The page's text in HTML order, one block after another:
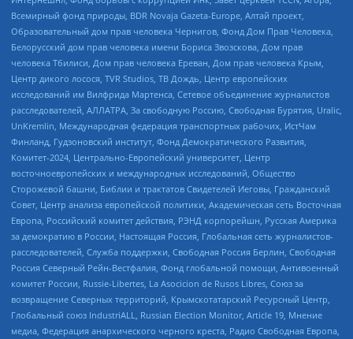
Всемирный фонд природы, BDR Novaja Gazeta-Europe, Алтай проект,
Образовательный дом прав человека Чернигов, Фонд Дом Прав Человека,
Белорусский дом прав человека имени Бориса Звозскова, Дом прав
человека Тбилиси, Дом прав человека Ереван, Дом прав человека Крым,
Центр дикого лосося, TVR Studios, ТВ Дождь, Центр европейских
исследований им Вилфрида Мартенса, Сетевое объединение журналистов
расследователей, АЛЛАТРА, За свободную Россию, Свободная Бурятия, Uralic,
UnKremlin, Международная федерация транспортных рабочих, ИстЧам
Финланд, Гудзоновский институт, Фонд Демократического Развития,
Комитет-2024, Центрально-Европейский университет, Центр
восточноевропейских и международных исследований, Общество
Сторожевой башни, Библии и трактатов Свидетелей Иеговы, Гражданский
Совет, Центр анализа европейской политики, Академическая сеть Восточная
Европа, Российский комитет действия, РЭНД корпорейшн, Русская Америка
за демократию в России, Настоящая Россия, Глобальная сеть журналистов-
расследователей, Служба поддержки, Свободная Россия Берлин, Свободная
Россия Северный Рейн-Вестфалия, Фонд глобальной помощи, Антивоенный
комитет России, Russie-Libertes, La Asocicion de Rusos Libres, Союз за
возвращение Северных территорий, Крымскотатарский Ресурсный Центр,
Глобальный союз IndustriALL, Russian Election Monitor, Article 19, Мнение
медиа, Федерация анархического черного креста, Радио Свободная Европа,